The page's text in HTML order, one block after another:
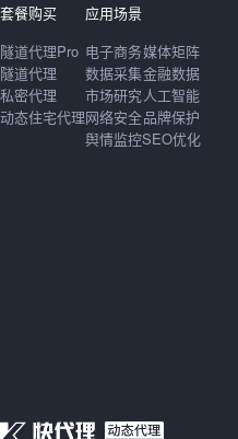
套餐购买
隧道代理Pro
隧道代理
私密代理
动态住宅代理
应用场景
电子商务
数据采集
市场研究
网络安全
舆情监控
媒体矩阵
金融数据
人工智能
品牌保护
SEO优化